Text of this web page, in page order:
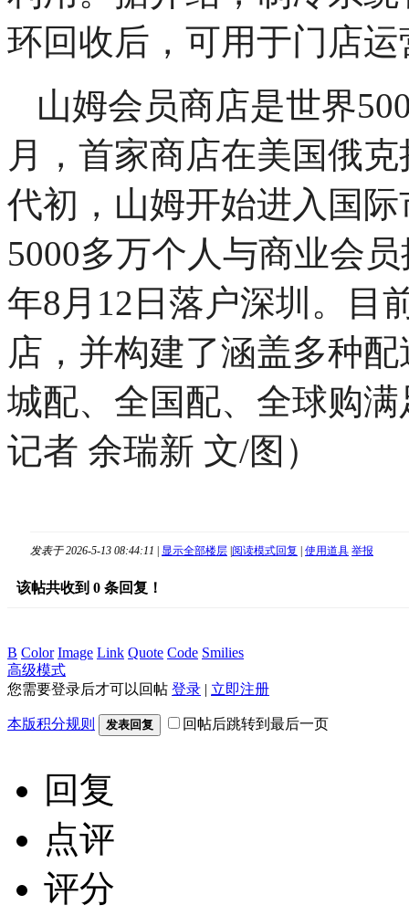
环回收后，可用于门店
山姆会员商店是世界
月，首家商店在美国俄
代初，山姆开始进入国
5000多万个人与商业会
年8月12日落户深圳。目
店，并构建了涵盖多种
城配、全国配、全球购
记者 余瑞新 文/图）
发表于 2026-5-13 08:44:11 | 显示全部楼层 |阅读模式回复 | 使用道具 举报
该帖共收到 0 条回复！
B Color Image Link Quote Code Smilies
高级模式
您需要登录后才可以回帖 登录 | 立即注册
本版积分规则 发表回复 回帖后跳转到最后一页
回复
点评
评分